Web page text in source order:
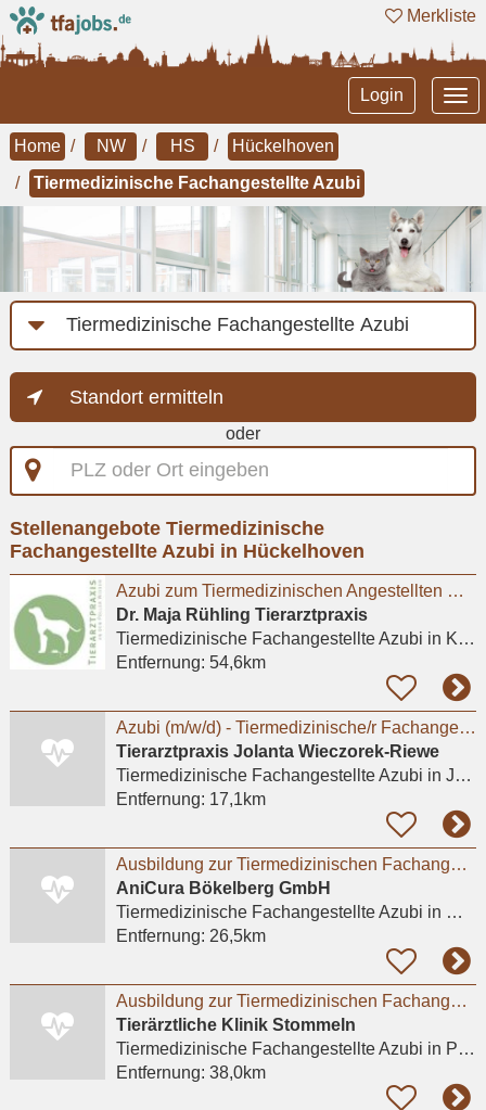
Merkliste
Login
Home NW HS
Hückelhoven
Tiermedizinische Fachangestellte Azubi
Job-
Kategorie
Standort ermitteln
oder
PLZ
oder
eingeben
Stellenangebote Tiermedizinische
Fachangestellte Azubi in Hückelhoven
Azubi zum Tiermedizinischen Angestellten m/w/d in Kleintierpraxis Köln Poll gesucht
Dr. Maja Rühling Tierarztpraxis
Tiermedizinische Fachangestellte Azubi in Köln
Entfernung: 54,6km
Azubi (m/w/d) - Tiermedizinische/r Fachangestellte/r 2026 - Praktikum möglich
Tierarztpraxis Jolanta Wieczorek-Riewe
Tiermedizinische Fachangestellte Azubi in Jülich
Entfernung: 17,1km
Ausbildung zur Tiermedizinischen Fachangestellten (m/w/d) 2026 - Mönchengladbach / Bökelberg
AniCura Bökelberg GmbH
Tiermedizinische Fachangestellte Azubi in Mönchengladbach
Entfernung: 26,5km
Ausbildung zur Tiermedizinischen Fachangestellten (m/w/d) ab August 2026
Tierärztliche Klinik Stommeln
Tiermedizinische Fachangestellte Azubi in Pulheim, Stommeln
Entfernung: 38,0km